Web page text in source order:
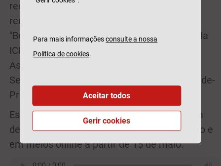
recebe no espaço de um mês. Em abril
renovou a sua distinção internacional nos
"Best Buy Awards 2017/2018", atribuídos pela
ICERTIAS (International Certification
Association GmbH) enquanto "Marca de
Seguros Nº1 para a Melhor Relação Qualidade-
Preço em Portugal".
Estes prémios dão o mote a uma campanha
de publicidade que estará presente em rádio e
em meios online a partir de 15 de maio.
Para mais informaçõesconsulte a nossa
Política de cookies.
Gerir cookies
Aceitar todos